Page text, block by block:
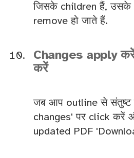
जिसके children हैं, उसके
remove हो जाते हैं.
Changes apply
करें
जब आप outline से संतुष्ट
changes' पर click करें
updated PDF